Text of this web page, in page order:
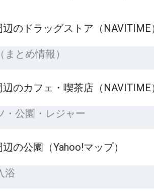
辺のドラッグストア（NAVITIME
まとめ情報）
辺のカフェ・喫茶店（NAVITIME
・公園・レジャー
辺の公園（Yahoo!マップ）
浴